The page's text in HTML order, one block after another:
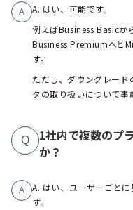
A
A. はい、可能です。
例えばBusiness Basic
Business Premiumへと
す。
ただし、ダウングレー
タの取り扱いについて事
Q
1社内で複数のプ
か？
A
A. はい、ユーザーごと
す。